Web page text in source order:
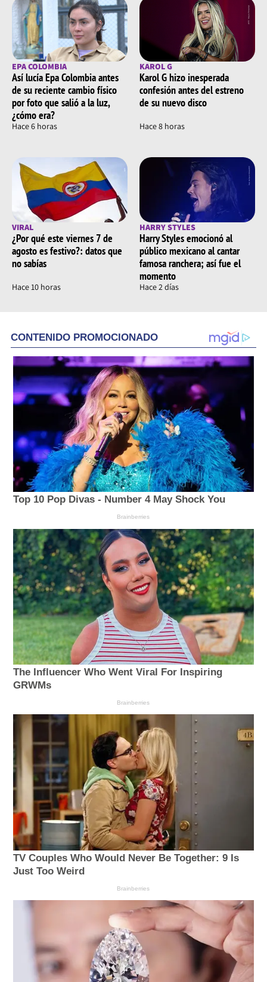
EPA COLOMBIA
Así lucía Epa Colombia antes
de su reciente cambio físico
por foto que salió a la luz,
¿cómo era?
Hace 6 horas
KAROL G
Karol G hizo inesperada
confesión antes del estreno
de su nuevo disco
Hace 8 horas
VIRAL
¿Por qué este viernes 7 de
agosto es festivo?: datos que
no sabías
Hace 10 horas
HARRY STYLES
Harry Styles emocionó al
público mexicano al cantar
famosa ranchera; así fue el
momento
Hace 2 días